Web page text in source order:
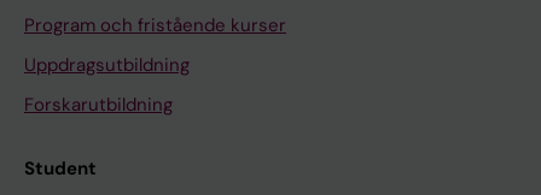
Program och fristående kurser
Uppdragsutbildning
Forskarutbildning
Student